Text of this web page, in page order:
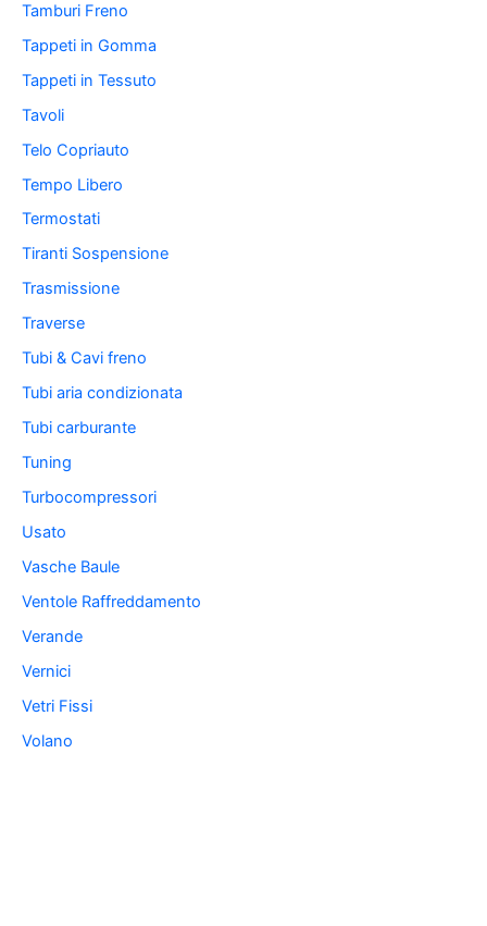
Tamburi Freno
Tappeti in Gomma
Tappeti in Tessuto
Tavoli
Telo Copriauto
Tempo Libero
Termostati
Tiranti Sospensione
Trasmissione
Traverse
Tubi & Cavi freno
Tubi aria condizionata
Tubi carburante
Tuning
Turbocompressori
Usato
Vasche Baule
Ventole Raffreddamento
Verande
Vernici
Vetri Fissi
Volano